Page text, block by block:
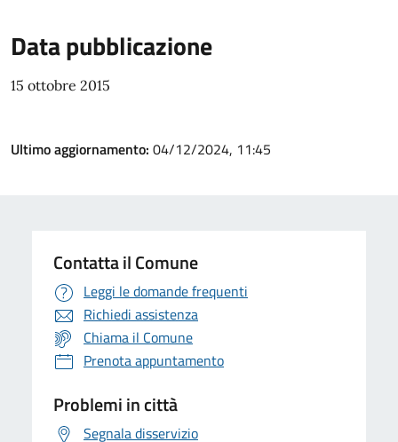
Data pubblicazione
15 ottobre 2015
Ultimo aggiornamento: 04/12/2024, 11:45
Contatta il Comune
Leggi le domande frequenti
Richiedi assistenza
Chiama il Comune
Prenota appuntamento
Problemi in città
Segnala disservizio